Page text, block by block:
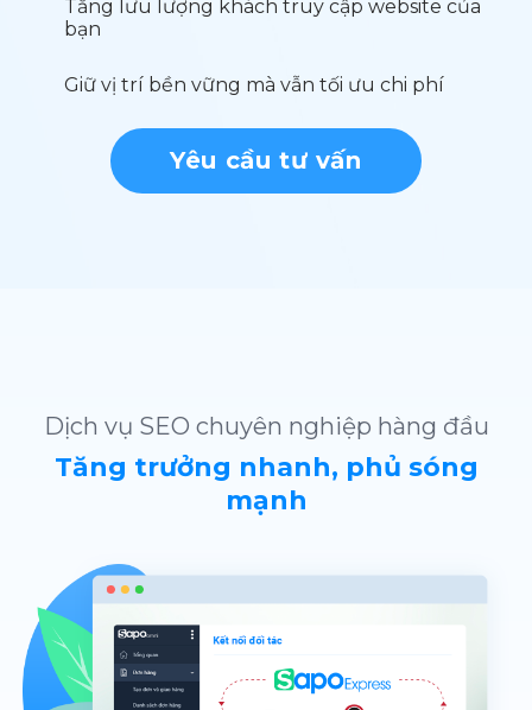
Tăng lưu lượng khách truy cập website của
bạn
Giữ vị trí bền vững mà vẫn tối ưu chi phí
Yêu cầu tư vấn
Dịch vụ SEO chuyên nghiệp hàng đầu
Tăng trưởng nhanh, phủ sóng
mạnh